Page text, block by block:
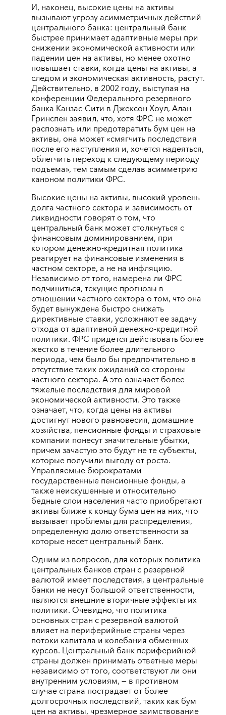
И, наконец, высокие цены на активы
вызывают угрозу асимметричных действий
центрального банка: центральный банк
быстрее принимает адаптивные меры при
снижении экономической активности или
падении цен на активы, но менее охотно
повышает ставки, когда цены на активы, а
следом и экономическая активность, растут.
Действительно, в 2002 году, выступая на
конференции Федерального резервного
банка Канзас-Сити в Джексон Хоул, Алан
Гринспен заявил, что, хотя ФРС не может
распознать или предотвратить бум цен на
активы, она может «смягчить последствия
после его наступления и, хочется надеяться,
облегчить переход к следующему периоду
подъема», тем самым сделав асимметрию
каноном политики ФРС.
Высокие цены на активы, высокий уровень
долга частного сектора и зависимость от
ликвидности говорят о том, что
центральный банк может столкнуться с
финансовым доминированием, при
котором денежно-кредитная политика
реагирует на финансовые изменения в
частном секторе, а не на инфляцию.
Независимо от того, намерена ли ФРС
подчиниться, текущие прогнозы в
отношении частного сектора о том, что она
будет вынуждена быстро снижать
директивные ставки, усложняют ее задачу
отхода от адаптивной денежно-кредитной
политики. ФРС придется действовать более
жестко в течение более длительного
периода, чем было бы предпочтительно в
отсутствие таких ожиданий со стороны
частного сектора. А это означает более
тяжелые последствия для мировой
экономической активности. Это также
означает, что, когда цены на активы
достигнут нового равновесия, домашние
хозяйства, пенсионные фонды и страховые
компании понесут значительные убытки,
причем зачастую это будут не те субъекты,
которые получили выгоду от роста.
Управляемые бюрократами
государственные пенсионные фонды, а
также неискушенные и относительно
бедные слои населения часто приобретают
активы ближе к концу бума цен на них, что
вызывает проблемы для распределения,
определенную долю ответственности за
которые несет центральный банк.
Одним из вопросов, для которых политика
центральных банков стран с резервной
валютой имеет последствия, а центральные
банки не несут большой ответственности,
являются внешние вторичные эффекты их
политики. Очевидно, что политика
основных стран с резервной валютой
влияет на периферийные страны через
потоки капитала и колебания обменных
курсов. Центральный банк периферийной
страны должен принимать ответные меры
независимо от того, соответствуют ли они
внутренним условиям, — в противном
случае страна пострадает от более
долгосрочных последствий, таких как бум
цен на активы, чрезмерное заимствование